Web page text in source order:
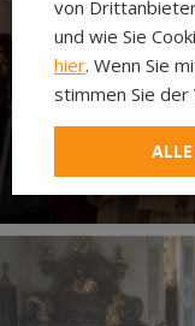
von
und wie Sie
hier. Wenn Sie
stimmen Sie der